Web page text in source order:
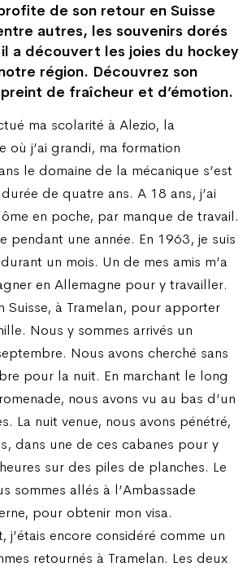
de son retour en Suisse
autres, les souvenirs dorés
a découvert les joies du hockey
région. Découvrez son
de fraîcheur et d’émotion.
ma scolarité à Alezio, la
où j’ai grandi, ma formation
le domaine de la mécanique s’est
de quatre ans. A 18 ans, j’ai
en poche, par manque de travail.
pendant une année. En 1963, je suis
un mois. Un de mes amis m’a
en Allemagne pour y travailler.
Suisse, à Tramelan, pour apporter
Nous y sommes arrivés un
Nous avons cherché sans
pour la nuit. En marchant le long
nous avons vu au bas d’un
La nuit venue, nous avons pénétré,
dans une de ces cabanes pour y
sur des piles de planches. Le
sommes allés à l’Ambassade
pour obtenir mon visa.
j’étais encore considéré comme un
retournés à Tramelan. Les deux